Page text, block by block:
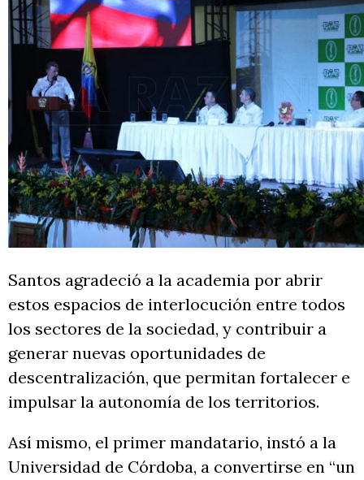
Santos agradeció a la academia por abrir
estos espacios de interlocución entre todos
los sectores de la sociedad, y contribuir a
generar nuevas oportunidades de
descentralización, que permitan fortalecer e
impulsar la autonomía de los territorios.
Así mismo, el primer mandatario, instó a la
Universidad de Córdoba, a convertirse en “un